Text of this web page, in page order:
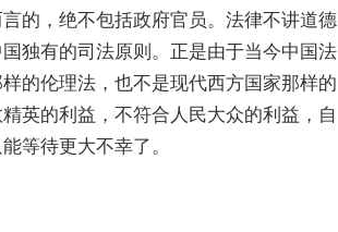
的，绝不包括政府官员。法律不讲道德
独有的司法原则。正是由于当今中国法
的伦理法，也不是现代西方国家那样的
英的利益，不符合人民大众的利益，自
等待更大不幸了。